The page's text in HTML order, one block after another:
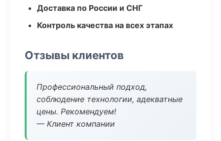
Доставка по России и СНГ
Контроль качества на всех этапах
Отзывы клиентов
Профессиональный подход,
соблюдение технологии, адекватные
цены. Рекомендуем!
— Клиент компании